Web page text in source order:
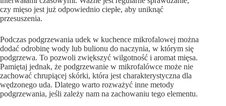
czy mięso jest już odpowiednio ciepłe, aby uniknąć
przesuszenia.
Podczas podgrzewania udek w kuchence mikrofalowej można
dodać odrobinę wody lub bulionu do naczynia, w którym się
podgrzewa. To pozwoli zwiększyć wilgotność i aromat mięsa.
Pamiętaj jednak, że podgrzewanie w mikrofalówce może nie
zachować chrupiącej skórki, która jest charakterystyczna dla
wędzonego uda. Dlatego warto rozważyć inne metody
podgrzewania, jeśli zależy nam na zachowaniu tego elementu.